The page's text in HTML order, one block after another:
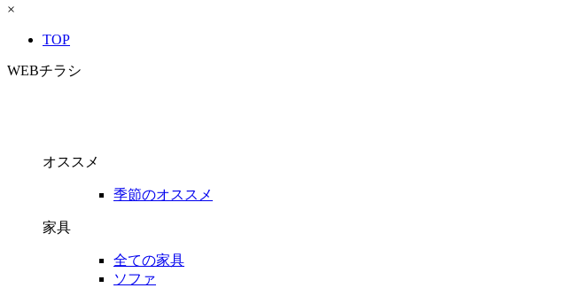
×
TOP
WEBチラシ
オススメ
季節のオススメ
家具
全ての家具
ソファ